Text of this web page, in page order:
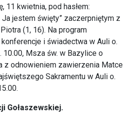
11 kwietnia, pod hasłem:
jestem święty” zaczerpniętym z
(1, 16). Na program
i świadectwa w Auli o.
10.00, Msza św. w Bazylice o
z odnowieniem zawierzenia Matce
Sakramentu w Auli o.
Gołaszewskiej.